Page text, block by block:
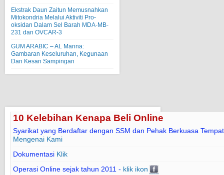
Ekstrak Daun Zaitun Memusnahkan
Mitokondria Melalui Aktiviti Pro-
oksidan Dalam Sel Barah MDA-MB-
231 dan OVCAR-3
GUM ARABIC – AL Manna:
Gambaran Keseluruhan, Kegunaan
Dan Kesan Sampingan
10 Kelebihan Kenapa Beli Online
Syarikat yang Berdaftar dengan SSM dan Pehak Berkuasa
Mengenai Kami
Dokumentasi Klik
Operasi Online sejak tahun 2011 - klik ikon